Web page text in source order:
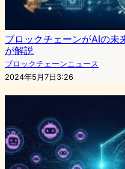
ブロックチェーンがAIの
が解説
ブロックチェーンニュース
2024年5月7日3:26